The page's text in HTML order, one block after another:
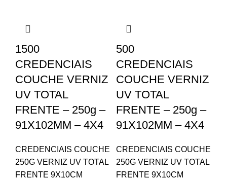
1500
CREDENCIAIS
COUCHE VERNIZ
UV TOTAL
FRENTE – 250g –
91X102MM – 4X4
CREDENCIAIS COUCHE
250G VERNIZ UV TOTAL
FRENTE 9X10CM
500
CREDENCIAIS
COUCHE VERNIZ
UV TOTAL
FRENTE – 250g –
91X102MM – 4X4
CREDENCIAIS COUCHE
250G VERNIZ UV TOTAL
FRENTE 9X10CM